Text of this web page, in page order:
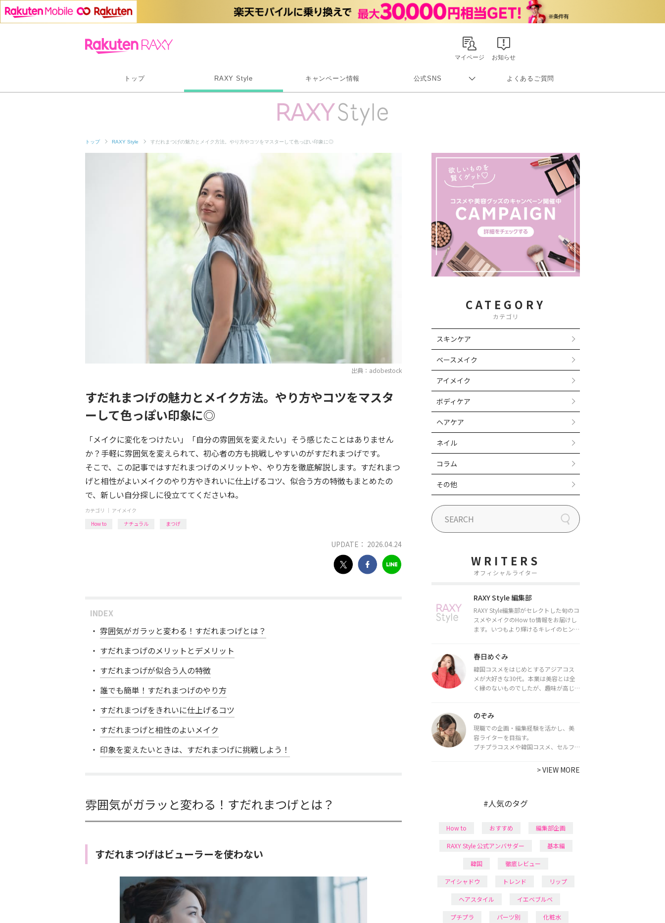
お知らせ
マイページ
トップ RAXY Style キャンペーン情報 公式SNS
Rakuten Link
よくあるご質問
トップ RAXY Style すだれまつげの魅力とメイク方法。やり方やコツをマスターして色っぽい印象に◎
出典：adobestock
すだれまつげの魅力とメイク方法。やり方やコツをマスタ
ーして色っぽい印象に◎
「メイクに変化をつけたい」「自分の雰囲気を変えたい」そう感じたことはありません
か？手軽に雰囲気を変えられて、初心者の方も挑戦しやすいのがすだれまつげです。
そこで、この記事ではすだれまつげのメリットや、やり方を徹底解説します。すだれまつ
げと相性がよいメイクのやり方やきれいに仕上げるコツ、似合う方の特徴もまとめたの
で、新しい自分探しに役立ててくださいね。
カテゴリ ｜ アイメイク
How to
ナチュラル まつげ
UPDATE： 2026.04.24
INDEX
雰囲気がガラッと変わる！すだれまつげとは？
すだれまつげのメリットとデメリット
すだれまつげが似合う人の特徴
誰でも簡単！すだれまつげのやり方
すだれまつげをきれいに仕上げるコツ
すだれまつげと相性のよいメイク
印象を変えたいときは、すだれまつげに挑戦しよう！
雰囲気がガラッと変わる！すだれまつげとは？
すだれまつげはビューラーを使わない
CATEGORY
カテゴリ
スキンケア
ベースメイク
アイメイク
ボディケア
ヘアケア
ネイル
コラム
その他
WRITERS
オフィシャルライター
RAXY Style 編集部
RAXY Style編集部がセレクトした旬のコ
スメやメイクのHow to情報をお届けし
ます。いつもより輝けるキレイのヒント
春日めぐみ
韓国コスメをはじめとするアジアコス
メが大好きな30代。本業は美容とは全
く縁のないものでしたが、趣味が高じ
ライターとして活動中。
都内で16タイプパーソナルカラー診
断・顔タイプ診断・骨格診断によるイ
メージコンサルティングも行っていま
のぞみ
現職での企画・編集経験を活かし、美
容ライターを目指す。
プチプラコスメや韓国コスメ、セルフ
で最新情報をチェック。家事や育児の合
間に取り入れられる時短美容テクも実
>VIEW MORE
#人気のタグ
How to おすすめ 編集部企画
RAXY Style 公式アンバサダー 基本編
韓国 徹底レビュー
アイシャドウ トレンド リップ
ヘアスタイル イエベブルベ
プチプラ パーツ別 化粧水